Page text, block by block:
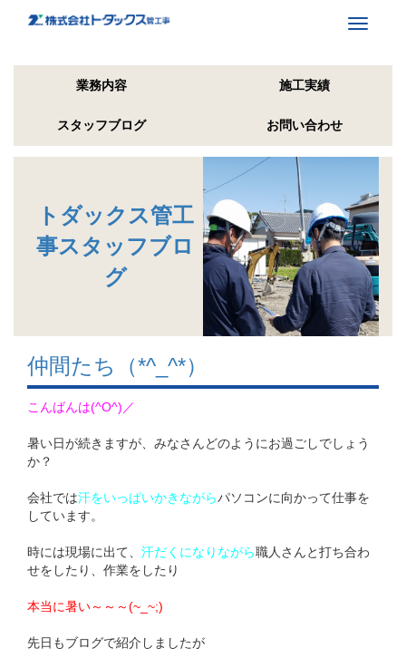
Toggle
業務内容 施工実績
スタッフブログ お問い合わせ
トダックス管工
事スタッフブロ
グ
仲間たち（*^_^*）
こんばんは(^O^)／
暑い日が続きますが、みなさんどのようにお過ごしでしょう
か？
会社では汗をいっぱいかきながらパソコンに向かって仕事を
しています。
時には現場に出て、 汗だくになりながら職人さんと打ち合わ
せをしたり、作業をしたり
本当に暑い～～～(~_~;)
先日もブログで紹介しましたが